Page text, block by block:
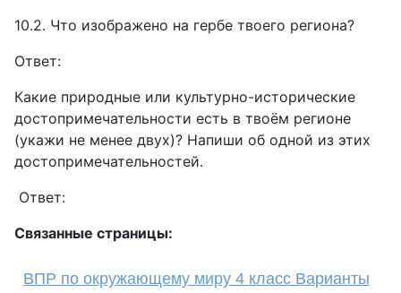
10.2. Что изображено на гербе твоего региона?
Ответ:
Какие природные или культурно-исторические
достопримечательности есть в твоём регионе
(укажи не менее двух)? Напиши об одной из этих
достопримечательностей.
Ответ:
Связанные страницы:
ВПР по окружающему миру 4 класс Варианты